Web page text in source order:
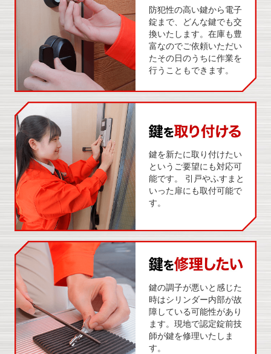
防犯性の高い鍵から電子
錠まで、どんな鍵でも交
換いたします。在庫も豊
富なのでご依頼いただい
たその日のうちに作業を
行うこともできます。
鍵を新たに取り付けたい
というご要望にも対応可
能です。 引戸やふすまと
いった扉にも取付可能で
す。
鍵の調子が悪いと感じた
時はシリンダー内部が故
障している可能性があり
ます。現地で認定錠前技
師が鍵を修理いたしま
す。